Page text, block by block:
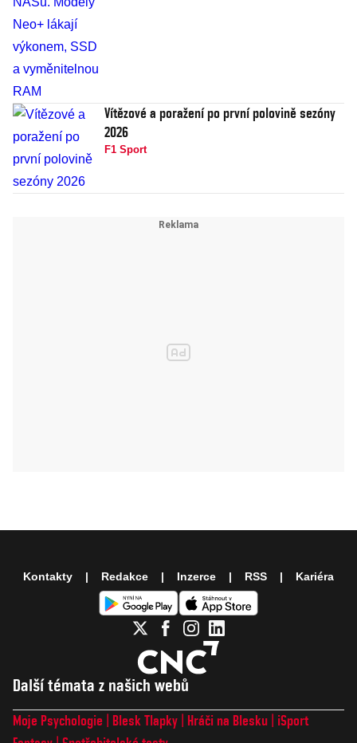
Vítězové a poražení po první polovině sezóny
2026
F1 Sport
Další témata z našich webů
Moje Psychologie Blesk Tlapky Hráči na Blesku
iSport
Kontakty Redakce Inzerce RSS Kariéra